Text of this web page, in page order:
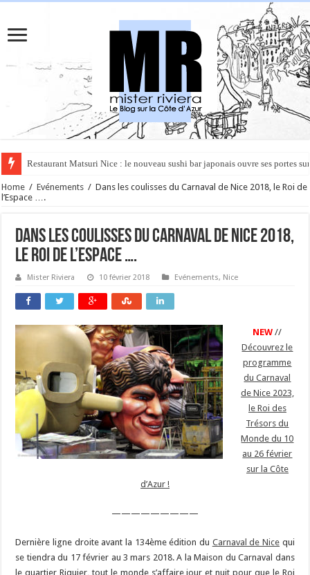
Rüya à Cannes : le restaurant éphémère de l’Hôtel Carlton pour un
Home / Evénements / Dans les coulisses du Carnaval de Nice 2018, le Roi de
l’Espace ….
Dans les coulisses du Carnaval de Nice 2018,
le Roi de l’Espace ….
Mister Riviera 10 février 2018 Evénements, Nice
NEW //
Découvrez le
programme
du Carnaval
de Nice 2023,
le Roi des
Trésors du
Monde du 10
au 26 février
sur la Côte
d’Azur !
—————————
Dernière ligne droite avant la 134ème édition du Carnaval de Nice qui
se tiendra du 17 février au 3 mars 2018. A la Maison du Carnaval dans
le quartier Riquier, tout le monde s’affaire jour et nuit pour que le Roi